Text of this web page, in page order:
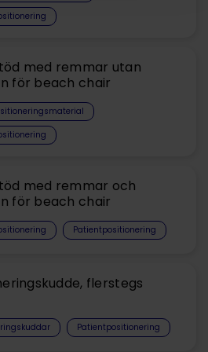
med remmar utan
för beach chair
med remmar och
för beach chair
Patientpositionering
flerstegs
Patientpositionering